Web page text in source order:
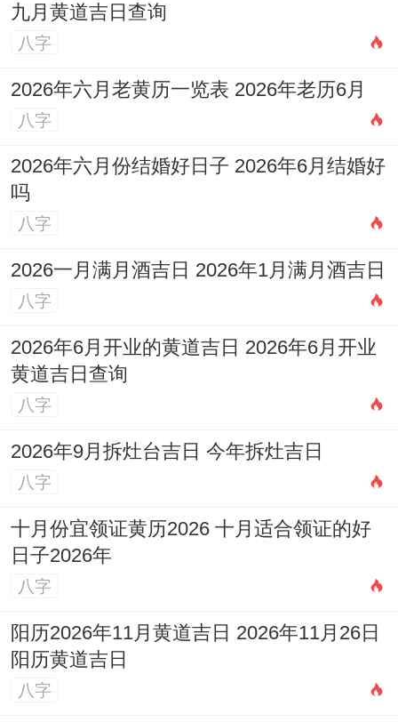
九月黄道吉日查询
八字
2026年六月老黄历一览表 2026年老历6月
八字
2026年六月份结婚好日子 2026年6月结婚好
吗
八字
2026一月满月酒吉日 2026年1月满月酒吉日
八字
2026年6月开业的黄道吉日 2026年6月开业
黄道吉日查询
八字
2026年9月拆灶台吉日 今年拆灶吉日
八字
十月份宜领证黄历2026 十月适合领证的好
日子2026年
八字
阳历2026年11月黄道吉日 2026年11月26日
阳历黄道吉日
八字